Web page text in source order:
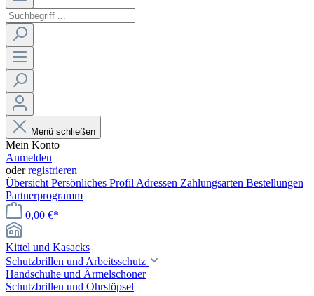
Menü schließen
Mein Konto
Anmelden
oderregistrieren
Übersicht Persönliches Profil Adressen Zahlungsarten Bestellungen
Partnerprogramm
0,00 €*
Kittel und Kasacks
Schutzbrillen und Arbeitsschutz
Handschuhe und Ärmelschoner
Schutzbrillen und Ohrstöpsel